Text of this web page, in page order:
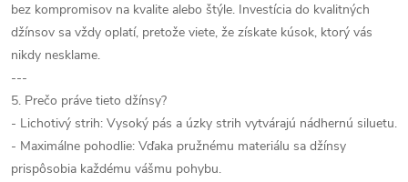
bez kompromisov na kvalite alebo štýle. Investícia do kvalitných
džínsov sa vždy oplatí, pretože viete, že získate kúsok, ktorý vás
nikdy nesklame.
---
5. Prečo práve tieto džínsy?
- Lichotivý strih: Vysoký pás a úzky strih vytvárajú nádhernú siluetu.
- Maximálne pohodlie: Vďaka pružnému materiálu sa džínsy
prispôsobia každému vášmu pohybu.